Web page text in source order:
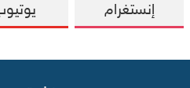
إنستغرام